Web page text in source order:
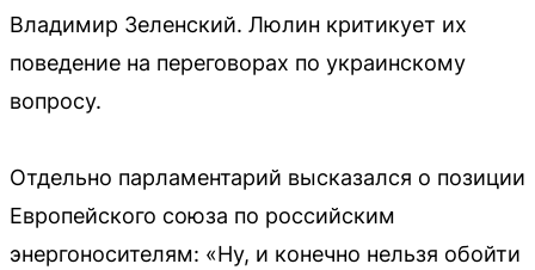
Владимир Зеленский. Люлин критикует их
поведение на переговорах по украинскому
вопросу.
Отдельно парламентарий высказался о позиции
Европейского союза по российским
энергоносителям: «Ну, и конечно нельзя обойти